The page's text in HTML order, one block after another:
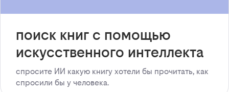
поиск книг с помощью
искусственного интеллекта
спросите ИИ какую книгу хотели бы прочитать, как
спросили бы у человека.